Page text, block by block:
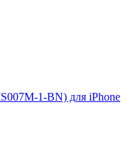
1-BN) для iPhone